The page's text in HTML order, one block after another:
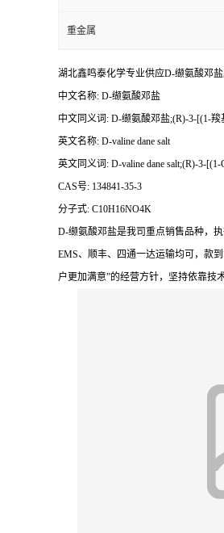
重金属
湖北鑫鸣泰化学专业供应D-缬氨酸邓
中文名称: D-缬氨酸邓盐
中文同义词: D-缬氨酸邓盐;(R)-3-[(1-
英文名称: D-valine dane salt
英文同义词: D-valine dane salt;(R)-3-[(1-
CAS号: 134841-35-3
分子式: C10H16NO4K
D-缬氨酸邓盐是我司重点销售品种，
EMS、顺丰、四通一达运输均可，款
户更加满意”的经营方针，坚持依靠技